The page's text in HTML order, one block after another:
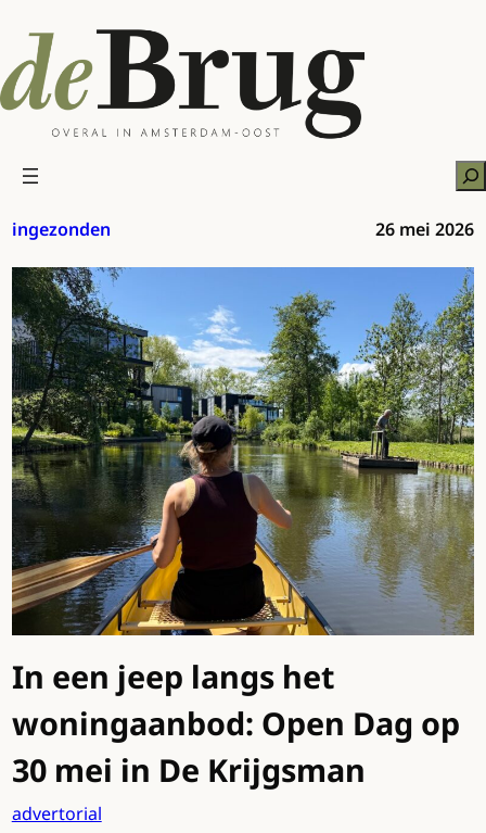
naar
de
inhoud
ingezonden 26 mei 2026
In een jeep langs het
woningaanbod: Open Dag op
30 mei in De Krijgsman
advertorial